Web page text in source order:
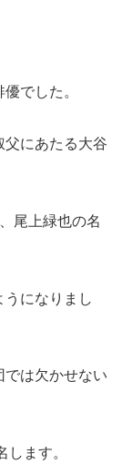
でした。
父にあたる大谷
尾上緑也の名
になりまし
では欠かせない
ます。